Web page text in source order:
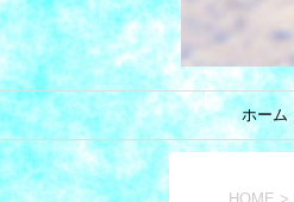
ホーム